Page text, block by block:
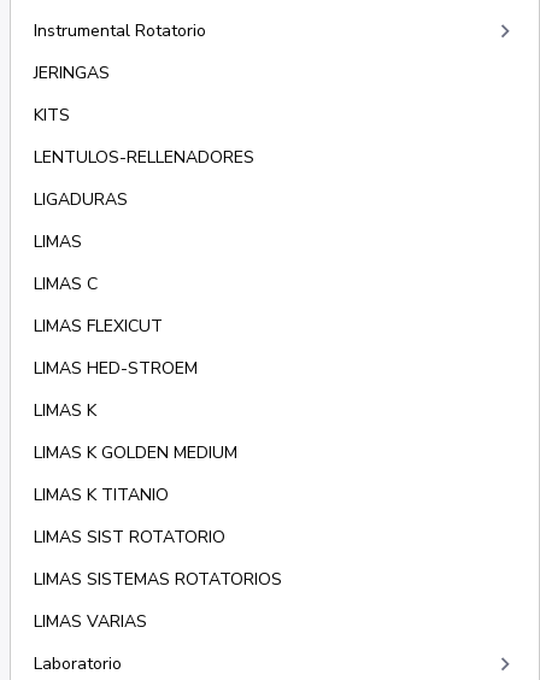
Instrumental Rotatorio keyboard_arrow_right
JERINGAS
KITS
LENTULOS-RELLENADORES
LIGADURAS
LIMAS
LIMAS C
LIMAS FLEXICUT
LIMAS HED-STROEM
LIMAS K
LIMAS K GOLDEN MEDIUM
LIMAS K TITANIO
LIMAS SIST ROTATORIO
LIMAS SISTEMAS ROTATORIOS
LIMAS VARIAS
Laboratorio
keyboard_arrow_right